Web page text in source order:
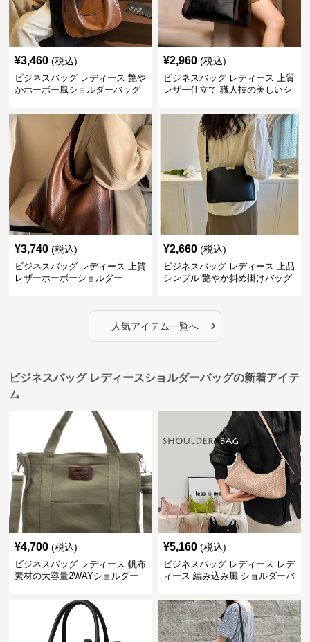
¥3,460 (税込)
ビジネスバッグ レディース 艶や
かホーボー風ショルダーバッグ
¥2,960 (税込)
ビジネスバッグ レディース 上質
レザー仕立て 職人技の美しいシ
¥3,740 (税込)
ビジネスバッグ レディース 上質
レザーホーボーショルダー
¥2,660 (税込)
ビジネスバッグ レディース 上品
シンプル 艶やか斜め掛けバッグ
人気アイテム一覧へ ›
ビジネスバッグ レディースショルダーバッグの新着アイテ
ム
¥4,700 (税込)
ビジネスバッグ レディース 帆布
素材の大容量2WAYショルダー
¥5,160 (税込)
ビジネスバッグ レディース レデ
ィース 編み込み風 ショルダーバ